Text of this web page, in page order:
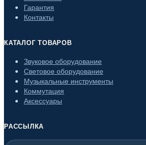
Гарантия
Контакты
КАТАЛОГ ТОВАРОВ
Звуковое оборудование
Световое оборудование
Музыкальные инструменты
Коммутация
Аксессуары
РАССЫЛКА